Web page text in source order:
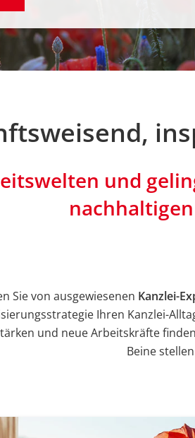
und
Sie von ausgewiesenen Kanzlei-
Ihren Kanzlei-
und neue Arbeitskräfte
Beine